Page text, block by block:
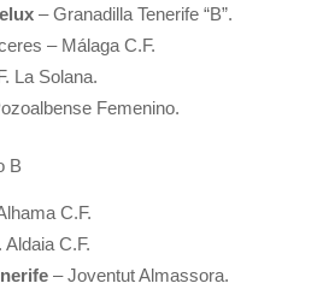
– Granadilla Tenerife “B”.
– Málaga C.F.
La Solana.
Femenino.
B
C.F.
Aldaia C.F.
– Joventut Almassora.